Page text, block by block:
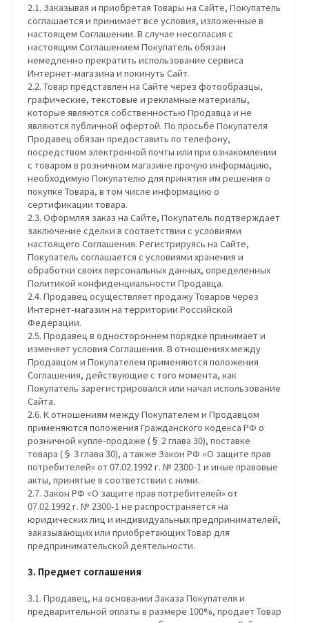
2.1. Заказывая и приобретая Товары на Сайте, Покупатель
соглашается и принимает все условия, изложенные в
настоящем Соглашении. В случае несогласия с
настоящим Соглашением Покупатель обязан
немедленно прекратить использование сервиса
Интернет-магазина и покинуть Сайт.
2.2. Товар представлен на Сайте через фотообразцы,
графические, текстовые и рекламные материалы,
которые являются собственностью Продавца и не
являются публичной офертой. По просьбе Покупателя
Продавец обязан предоставить по телефону,
посредством электронной почты или при ознакомлении
с товаром в розничном магазине прочую информацию,
необходимую Покупателю для принятия им решения о
покупке Товара, в том числе информацию о
сертификации товара.
2.3. Оформляя заказ на Сайте, Покупатель подтверждает
заключение сделки в соответствии с условиями
настоящего Соглашения. Регистрируясь на Сайте,
Покупатель соглашается с условиями хранения и
обработки своих персональных данных, определенных
Политикой конфиденциальности Продавца.
2.4. Продавец осуществляет продажу Товаров через
Интернет-магазин на территории Российской
Федерации.
2.5. Продавец в одностороннем порядке принимает и
изменяет условия Соглашения. В отношениях между
Продавцом и Покупателем применяются положения
Соглашения, действующие с того момента, как
Покупатель зарегистрировался или начал использование
Сайта.
2.6. К отношениям между Покупателем и Продавцом
применяются положения Гражданского кодекса РФ о
розничной купле-продаже (§ 2 глава 30), поставке
товара (§ 3 глава 30), а также Закон РФ «О защите прав
потребителей» от 07.02.1992 г. № 2300-1 и иные правовые
акты, принятые в соответствии с ними.
2.7. Закон РФ «О защите прав потребителей» от
07.02.1992 г. № 2300-1 не распространяется на
юридических лиц и индивидуальных предпринимателей,
заказывающих или приобретающих Товар для
предпринимательской деятельности.
3. Предмет соглашения
3.1. Продавец, на основании Заказа Покупателя и
предварительной оплаты в размере 100%, продает Товар